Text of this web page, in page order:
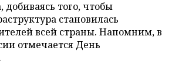
добиваясь того, чтобы
становилась
всей страны. Напомним, в
отмечается День